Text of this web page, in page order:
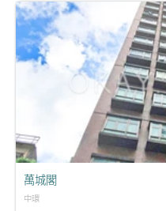
萬城閣
中環